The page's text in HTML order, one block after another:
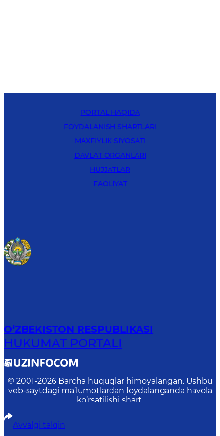
PORTAL HAQIDA
FOYDALANISH SHARTLARI
MAXFIYLIK SIYOSATI
DAVLAT ORGANLARI
HUJJATLAR
FAOLIYAT
O‘ZBEKISTON RESPUBLIKASI
HUKUMAT PORTALI
© 2001-2026 Barcha huquqlar himoyalangan. Ushbu
veb-saytdagi ma’lumotlardan foydalanganda havola
ko‘rsatilishi shart.
Avvalgi talqin